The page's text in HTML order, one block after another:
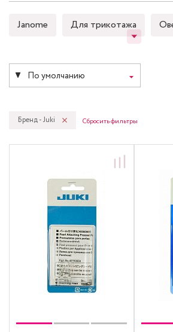
Janome Для трикотажа
По умолчанию
Бренд - Juki Сбросить фильтры